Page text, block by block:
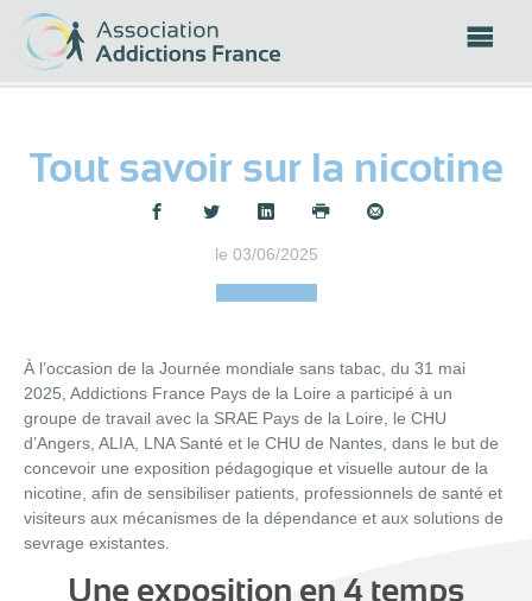
Tout savoir sur la nicotine
Partager :
le 03/06/2025
À l’occasion de la Journée mondiale sans tabac, du 31 mai
2025, Addictions France Pays de la Loire a participé à un
groupe de travail avec la SRAE Pays de la Loire, le CHU
d’Angers, ALIA, LNA Santé et le CHU de Nantes, dans le but de
concevoir une exposition pédagogique et visuelle autour de la
nicotine, afin de sensibiliser patients, professionnels de santé et
visiteurs aux mécanismes de la dépendance et aux solutions de
sevrage existantes.
Une exposition en 4 temps
Panneau de gestion des cookies